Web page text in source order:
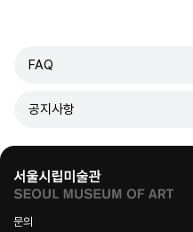
FAQ
공지사항
문의